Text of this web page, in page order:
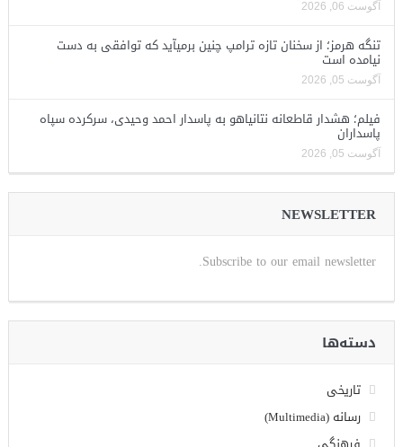
آگوست 06, 2026
تنگه هرمز؛ از سخنان تازه ترامپ چنین برمیآید که توافقی به دست
نیامده است
آگوست 05, 2026
فیلم؛ هشدار قاطعانه نتانیاهو به پاسدار احمد وحیدی، سرکرده سپاه
پاسداران
آگوست 05, 2026
NEWSLETTER
Subscribe to our email newsletter.
دسته‌ها
تاریخی
رسانه (Multimedia)